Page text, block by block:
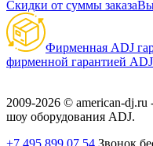
Скидки от суммы заказа
Фирменная ADJ
фирменной гарантией ADJ
2009-2026 © american-
шоу оборудования ADJ.
+7 495 899 07 54 Звонок